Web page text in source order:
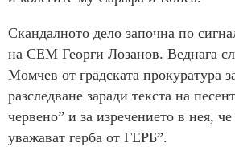
Скандалното дело започна по
на СЕМ Георги Лозанов. Веднага
Момчев от градската прокуратура
разследване заради текста на
червено” и за изречението в нея,
уважават герба от ГЕРБ”.